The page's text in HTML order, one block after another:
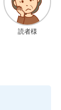
読者様